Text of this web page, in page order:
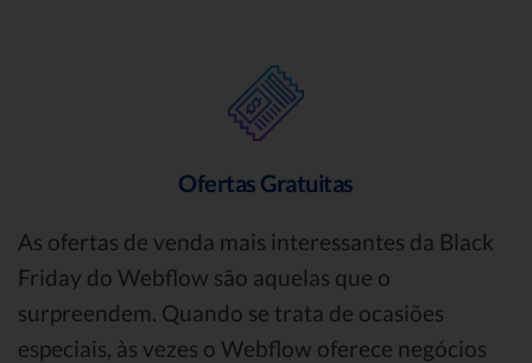
Ofertas Gratuitas
As ofertas de venda mais interessantes da Black
Friday do Webflow são aquelas que o
surpreendem. Quando se trata de ocasiões
especiais, às vezes o Webflow oferece negócios